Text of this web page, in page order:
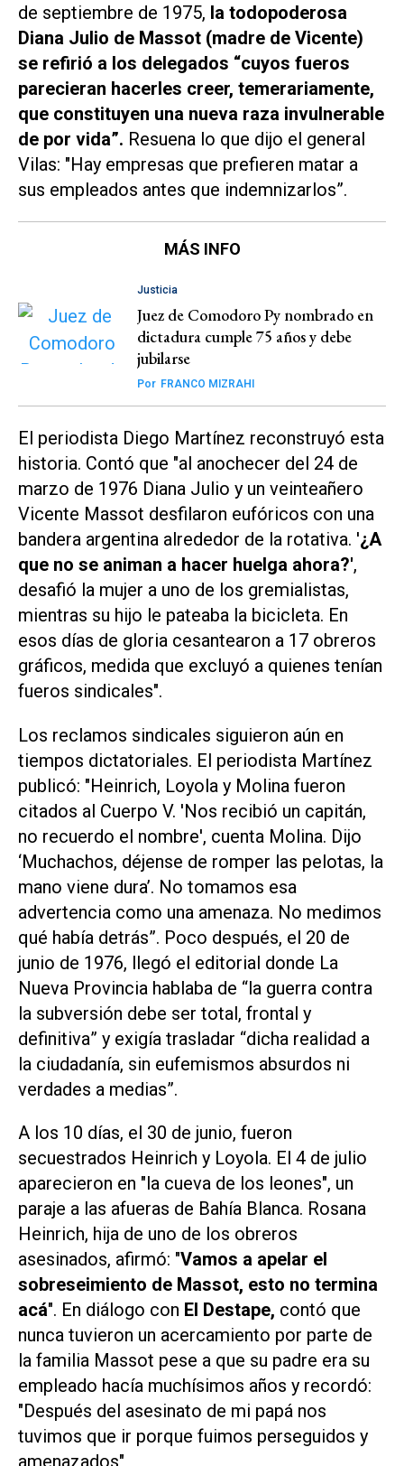
de septiembre de 1975, la todopoderosa
Diana Julio de Massot (madre de Vicente)
se refirió a los delegados “cuyos fueros
parecieran hacerles creer, temerariamente,
que constituyen una nueva raza invulnerable
de por vida”. Resuena lo que dijo el general
Vilas: "Hay empresas que prefieren matar a
sus empleados antes que indemnizarlos”.
MÁS INFO
Justicia
Juez de Comodoro Py nombrado en
dictadura cumple 75 años y debe
jubilarse
Por FRANCO MIZRAHI
El periodista Diego Martínez reconstruyó esta
historia. Contó que "al anochecer del 24 de
marzo de 1976 Diana Julio y un veinteañero
Vicente Massot desfilaron eufóricos con una
bandera argentina alrededor de la rotativa. '¿A
que no se animan a hacer huelga ahora?',
desafió la mujer a uno de los gremialistas,
mientras su hijo le pateaba la bicicleta. En
esos días de gloria cesantearon a 17 obreros
gráficos, medida que excluyó a quienes tenían
fueros sindicales".
Los reclamos sindicales siguieron aún en
tiempos dictatoriales. El periodista Martínez
publicó: "Heinrich, Loyola y Molina fueron
citados al Cuerpo V. 'Nos recibió un capitán,
no recuerdo el nombre', cuenta Molina. Dijo
‘Muchachos, déjense de romper las pelotas, la
mano viene dura’. No tomamos esa
advertencia como una amenaza. No medimos
qué había detrás”. Poco después, el 20 de
junio de 1976, llegó el editorial donde La
Nueva Provincia hablaba de “la guerra contra
la subversión debe ser total, frontal y
definitiva” y exigía trasladar “dicha realidad a
la ciudadanía, sin eufemismos absurdos ni
verdades a medias”.
A los 10 días, el 30 de junio, fueron
secuestrados Heinrich y Loyola. El 4 de julio
aparecieron en "la cueva de los leones", un
paraje a las afueras de Bahía Blanca. Rosana
Heinrich, hija de uno de los obreros
asesinados, afirmó: "Vamos a apelar el
sobreseimiento de Massot, esto no termina
acá". En diálogo con El Destape, contó que
nunca tuvieron un acercamiento por parte de
la familia Massot pese a que su padre era su
empleado hacía muchísimos años y recordó:
"Después del asesinato de mi papá nos
tuvimos que ir porque fuimos perseguidos y